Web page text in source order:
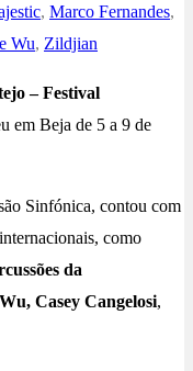
, Marco Fernandes,
Wu, Zildjian
– Festival
em Beja de 5 a 9 de
Sinfónica, contou com
como
da
Casey Cangelosi,